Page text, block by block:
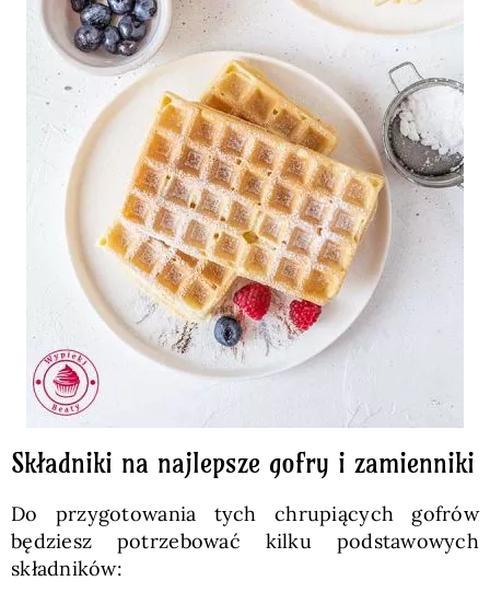
Składniki na najlepsze gofry i zamienniki
Do przygotowania tych chrupiących gofrów
będziesz potrzebować kilku podstawowych
składników: